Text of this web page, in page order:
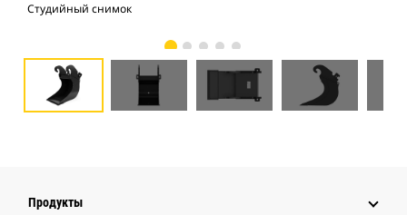
Студийный снимок
Продукты